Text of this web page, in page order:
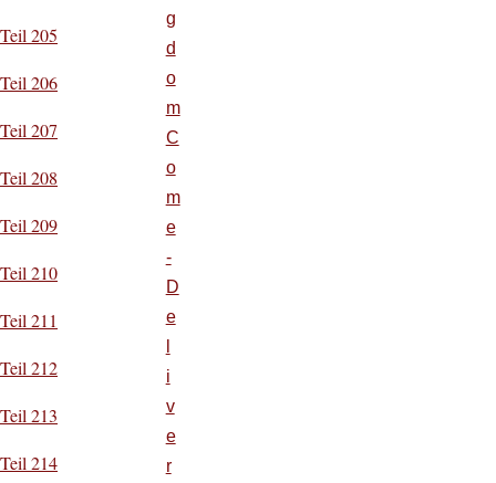
Teil 205
Teil 206
Teil 207
Teil 208
Teil 209
Teil 210
Teil 211
Teil 212
Teil 213
Teil 214
g
d
o
m
C
o
m
e
-
D
e
i
v
e
r